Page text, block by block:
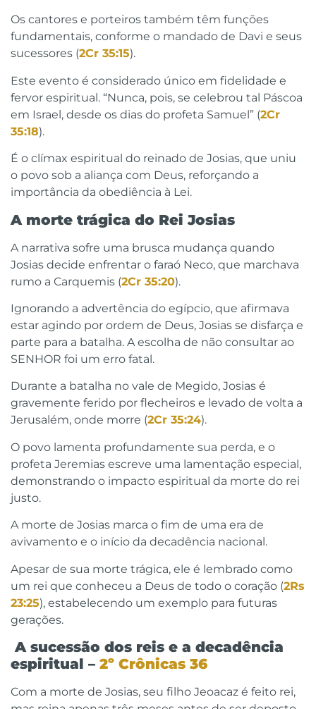
Os cantores e porteiros também têm funções
fundamentais, conforme o mandado de Davi e seus
sucessores (2Cr 35:15).
Este evento é considerado único em fidelidade e
fervor espiritual. “Nunca, pois, se celebrou tal Páscoa
em Israel, desde os dias do profeta Samuel” (2Cr
35:18).
É o clímax espiritual do reinado de Josias, que uniu
o povo sob a aliança com Deus, reforçando a
importância da obediência à Lei.
A morte trágica do Rei Josias
A narrativa sofre uma brusca mudança quando
Josias decide enfrentar o faraó Neco, que marchava
rumo a Carquemis (2Cr 35:20).
Ignorando a advertência do egípcio, que afirmava
estar agindo por ordem de Deus, Josias se disfarça e
parte para a batalha. A escolha de não consultar ao
SENHOR foi um erro fatal.
Durante a batalha no vale de Megido, Josias é
gravemente ferido por flecheiros e levado de volta a
Jerusalém, onde morre (2Cr 35:24).
O povo lamenta profundamente sua perda, e o
profeta Jeremias escreve uma lamentação especial,
demonstrando o impacto espiritual da morte do rei
justo.
A morte de Josias marca o fim de uma era de
avivamento e o início da decadência nacional.
Apesar de sua morte trágica, ele é lembrado como
um rei que conheceu a Deus de todo o coração (2Rs
23:25), estabelecendo um exemplo para futuras
gerações.
A sucessão dos reis e a decadência
espiritual – 2º Crônicas 36
Com a morte de Josias, seu filho Jeoacaz é feito rei,